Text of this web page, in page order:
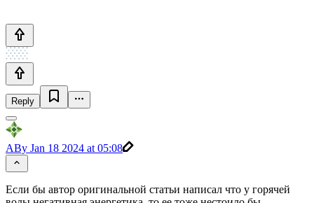
Reply
ABy Jan 18 2024 at 05:08
Если бы автор оригинальной статьи написал что у горячей